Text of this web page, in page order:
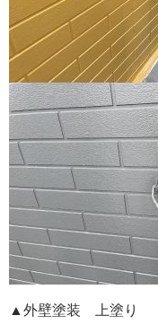
▲外壁塗装 上塗り